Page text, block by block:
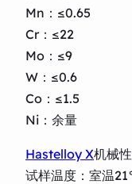
Mn：≤0.65
Cr：≤22
Mo：≤9
W：≤0.6
Co：≤1.5
Ni：余量
Hastelloy X机械性
试样温度：室温